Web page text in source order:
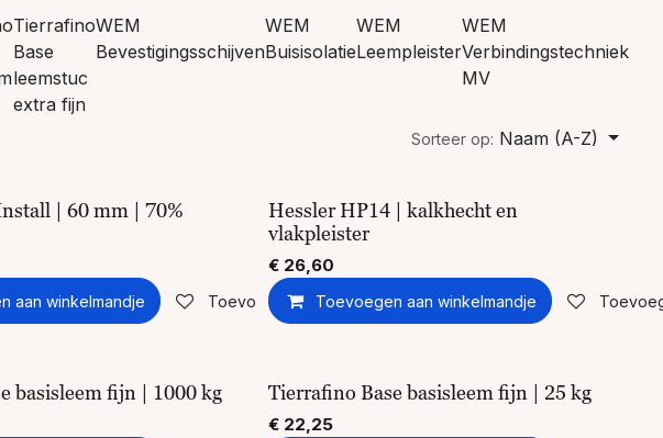
Tierrafino
Base
leemstuc
extra fijn
WEM
Bevestigingsschijven
WEM
Buisisolatie
WEM
Leempleister
WEM
Verbindingstechniek
MV
Sorteer op: Naam (A-Z)
| 60 mm | 70%
aan winkelmandje Toevoegen aan verlanglijst
Hessler HP14 | kalkhecht en
vlakpleister
€ 26,60
Toevoegen aan winkelmandje
basisleem fijn | 1000 kg Tierrafino Base basisleem fijn | 25 kg
€ 22,25